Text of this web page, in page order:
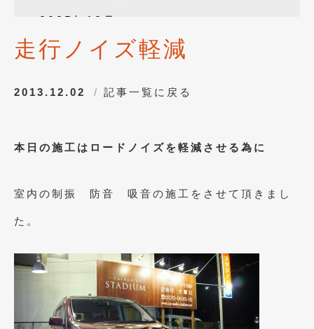
2025年12月
2025年10月 (1)
2024年7月
2023年12月(2)
2023年11月(1)
2023年10月(2)
走行ノイズ軽減
2013.12.02 記事一覧に戻る
本日の施工はロードノイズを軽減させる為に
室内の制振 防音 吸音の施工をさせて頂きまし
た。